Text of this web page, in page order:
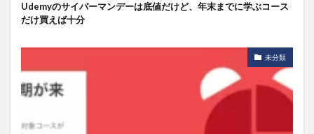
Udemyのサイバーマンデーは底値だけど、年末までに学ぶコース
だけ買えば十分
未分類